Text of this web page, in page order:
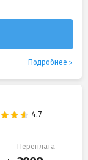
Подробнее
Переплата